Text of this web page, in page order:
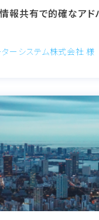
報共有で的確なアド
ーシステム株式会社 様